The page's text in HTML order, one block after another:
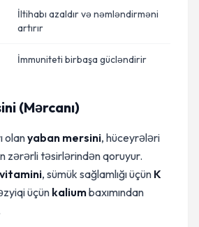
İltihabı azaldır və nəmləndirməni
artırır
İmmuniteti birbaşa gücləndirir
(Mərcanı)
olanyaban mersini, hüceyrələri
zərərli təsirlərindən qoruyur.
, sümük sağlamlığı üçün K
üçün kaliumbaxımından